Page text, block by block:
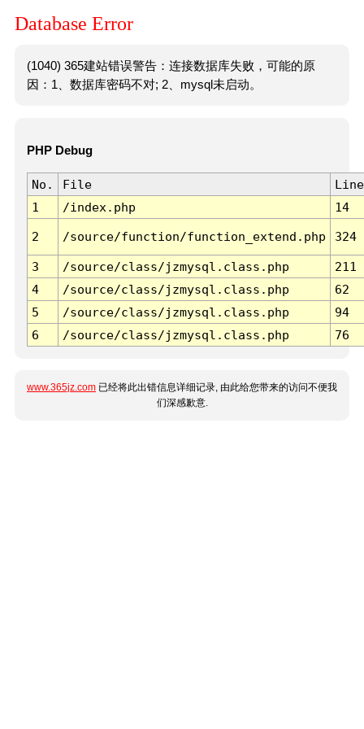
Database Error
(1040) 365建站错误警告：连接数据库失败，可能的原
因：1、数据库密码不对; 2、mysql未启动。
PHP Debug
No. File
Line
1
/index.php 14
2 /source/function/function_extend.php 324
3 /source/class/jzmysql.class.php
211
4
/source/class/jzmysql.class.php
62
5
/source/class/jzmysql.class.php
94
6
/source/class/jzmysql.class.php 76
www.365jz.com 已经将此出错信息详细记录, 由此给您带来的访问不便我
们深感歉意.